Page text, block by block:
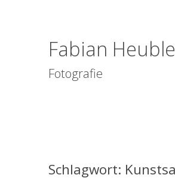
Fabian
Fotografie
Schlagwort: